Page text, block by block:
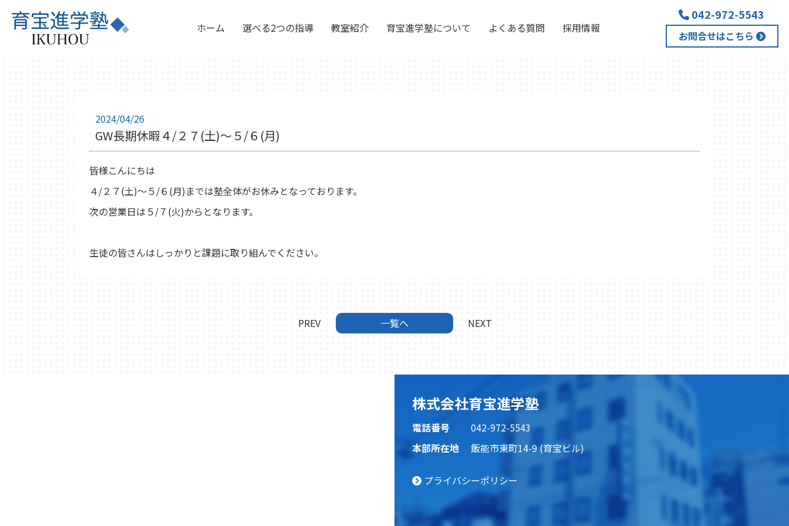
ホーム 選べる2つの指導 教室紹介 育宝進学塾について よくある質問 採用情報
042-972-5543
お問合せはこちら
2024/04/26
GW長期休暇４/２７(土)～５/６(月)
皆様こんにちは
４/２７(土)～５/６(月)までは塾全体がお休みとなっております。
次の営業日は５/７(火)からとなります。
生徒の皆さんはしっかりと課題に取り組んでください。
PREV 一覧へ NEXT
株式会社育宝進学塾
電話番号
042-972-5543
本部所在地
飯能市東町14-9 (育宝ビル)
プライバシーポリシー